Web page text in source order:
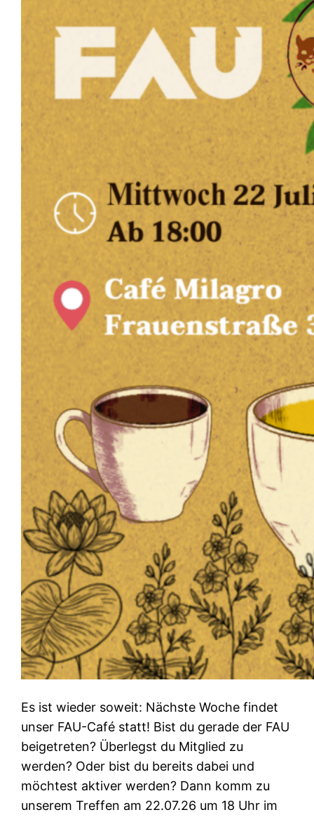
Es ist wieder soweit: Nächste Woche findet
unser FAU-Café statt! Bist du gerade der FAU
beigetreten? Überlegst du Mitglied zu
werden? Oder bist du bereits dabei und
möchtest aktiver werden? Dann komm zu
unserem Treffen am 22.07.26 um 18 Uhr im